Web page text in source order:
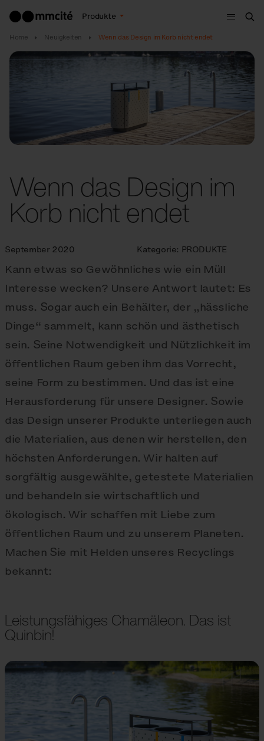
Produkte
Menu
Home Neuigkeiten Wenn das Design im Korb nicht endet
Wenn das Design im
Korb nicht endet
September 2020 Kategorie: PRODUKTE
Kann etwas so Gewöhnliches wie ein Müll
Interesse wecken? Unsere Antwort lautet: Es
muss. Sogar auch ein Behälter, der „hässliche
Dinge“ sammelt, kann schön und ästhetisch
sein. Seine Notwendigkeit und Nützlichkeit im
öffentlichen Raum geben ihm das Vorrecht,
seine Form zu bestimmen. Und das ist eine
Herausforderung für unsere Designer. Sowie
das Design unserer Produkte unterliegen auch
die Materialien, aus denen wir herstellen, den
höchsten Anforderungen. Wir halten auf
sorgfältig ausgewählte, getestete Materialien
und behandeln sie wirtschaftlich und
ökologisch. Wir schaffen mit Liebe zum
öffentlichen Raum und zu unserem Planeten.
Machen Sie mit Helden unseres Recyclings
bekannt:
Leistungsfähiges Chamäleon. Das ist
Quinbin!